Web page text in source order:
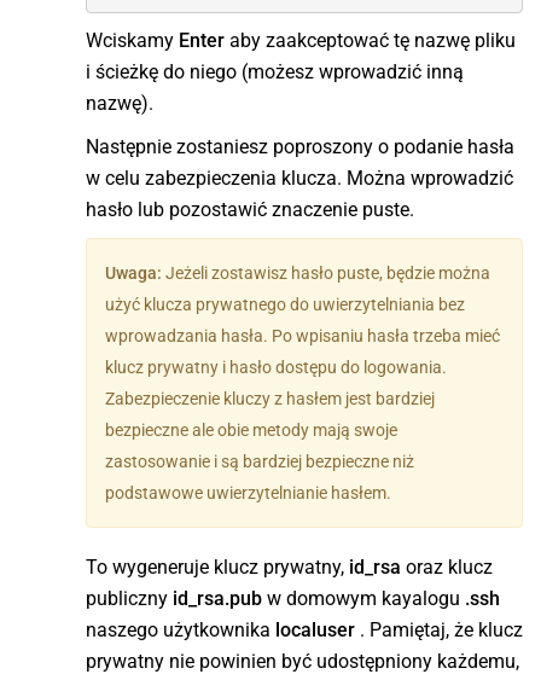
Wciskamy Enter aby zaakceptować tę nazwę pliku
i ścieżkę do niego (możesz wprowadzić inną
nazwę).
Następnie zostaniesz poproszony o podanie hasła
w celu zabezpieczenia klucza. Można wprowadzić
hasło lub pozostawić znaczenie puste.
Uwaga: Jeżeli zostawisz hasło puste, będzie można
użyć klucza prywatnego do uwierzytelniania bez
wprowadzania hasła. Po wpisaniu hasła trzeba mieć
klucz prywatny i hasło dostępu do logowania.
Zabezpieczenie kluczy z hasłem jest bardziej
bezpieczne ale obie metody mają swoje
zastosowanie i są bardziej bezpieczne niż
podstawowe uwierzytelnianie hasłem.
To wygeneruje klucz prywatny, id_rsa oraz klucz
publiczny id_rsa.pub w domowym kayalogu .ssh
naszego użytkownika localuser . Pamiętaj, że klucz
prywatny nie powinien być udostępniony każdemu,